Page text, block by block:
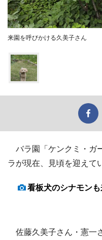
来園を呼びかける久美子さん
バラ園「ケンクミ・ガ
ラが現在、見頃を迎えて
看板犬のシナモン
佐藤久美子さん・憲一